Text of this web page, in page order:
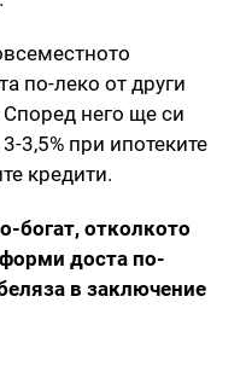
по-леко от други
него ще си
3,5% при ипотеките
кредити.
богат, отколкото
доста по-
в заключение